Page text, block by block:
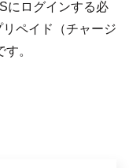
にログインする必
ペイド（チャージ
す。